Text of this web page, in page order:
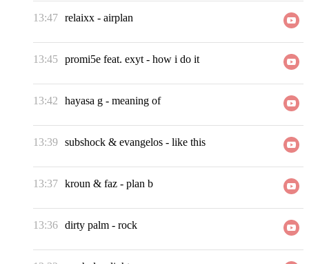
13:47 relaixx - airplan
13:45 promi5e feat. exyt - how i do it
13:42 hayasa g - meaning of
13:39 subshock & evangelos - like this
13:37 kroun & faz - plan b
13:36 dirty palm - rock